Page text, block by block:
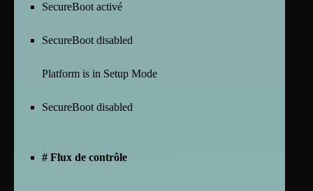
SecureBoot activé
SecureBoot disabled
Platform is in Setup Mode
SecureBoot disabled
# Flux de contrôle